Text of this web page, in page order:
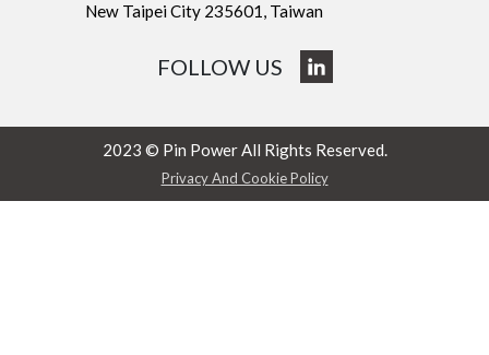
New Taipei City 235601, Taiwan
FOLLOW US
2023 © Pin Power All Rights Reserved.
Privacy And Cookie Policy